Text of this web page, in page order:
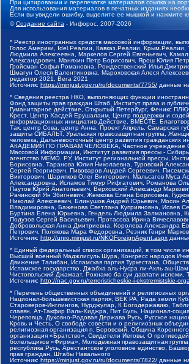
При цитировании и перепечатке материалов ссылка на
Для использования материалов в печатных изданиях
Если вы увидели ошибку, выделите ее мышкой и нажмите
©Создание сайта - Инфорос, 2007-2026
* Реестр иностранных средств массовой информации,
Голос Америки, Idel.Реалии, Кавказ.Реалии,
Людмила Алексеевна, Маркелов Сергей Евгеньевич,
Александрович, Маняхин Петр Борисович, Ярош Юлия
Гройсман Софья Романовна, Рождественский Илья
Шмагун Олеся Валентиновна, Мароховская Алеся
редактор 2021, Вега 2021
Источник: https://minjust.gov.ru/ru/documents/7755/ данные
* Сведения реестра НКО, выполняющих функции
Фонд защиты прав граждан Штаб, Институт права и
Гуманитарное действие, Открытый Петербург, Феникс
Крест, Центр Хасдей Ерушалаим, Центр поддержки и
информационных инициатив Действие, ВМЕСТЕ,
Так, центр Сова, центр Анна, Проект Апрель, Самарская
защиты СИБАЛЬТ, Уральская правозащитная группа,
человека, Дальневосточный центр развития гражданских
АКАДЕМИЯ ПО ПРАВАМ ЧЕЛОВЕКА, Частное учреждение
Массовой Информации, Институт развития прессы -
агентство МЕМО. РУ, Институт региональной прессы,
Борисовна, Таранова Юлия Николаевна, Туровский
Сергей Георгиевич, Пивоваров Андрей Сергеевич,
Викторович, Шарипков Олег Викторович, Мальсагов Муса
Александровна, Исламов Тимур Рифгатович, Романова
Паутов Юрий Анатольевич, Верховский Александр
Рачинский Ян Збигневич, Жемкова Елена Борисовна,
Николай Алексеевич, Блинушов Андрей Юрьевич, Мосин
Владимировна, Баженова Светлана Куприяновна, Исаев
Буртина Елена Юрьевна, Гендель Людмила Залмановна,
Подузов Сергей Васильевич, Протасова Ирина
Добровольская Анна Дмитриевна, Королева Александра
Петрович, Полякова Мара Федоровна, Резник Генри
Источник: http://unro.minjust.ru/NKOForeignAgent.aspx
* Единый федеральный список организаций, в том числе
Высший военный Маджлисуль Шура, Конгресс народов
Движение Талибан, Исламская партия Туркестана,
Исламское государство, Джабха аль-Нусра ли-Ахль аш-
Чистопольский Джамаат, Рохнамо ба суи давлати
Источник: http://nac.gov.ru/terroristicheskie-i-ekstremistskie-
* Перечень общественных объединений и религиозных
Национал-большевистская партия, ВЕК РА, Рада земли
Староверов-Инглингов, Нурджулар, К Богодержавию,
славян, Ат-Такфир Валь-Хиджра, Пит Буль, Национал-
Череповца, Духовно-Родовая Держава Русь, Русское
Кровь и Честь, О свободе совести и о религиозных
религиозная организация п. Боровский, Община
организация «Братство», Свидетели Иеговы, О
болельщиков «Фирма», Молодежная правозащитная
республика Русь, Арестантское уголовное единство,
прав граждан, Штабы Навального
Источник: https://minjust.gov.ru/ru/documents/7822/ данные